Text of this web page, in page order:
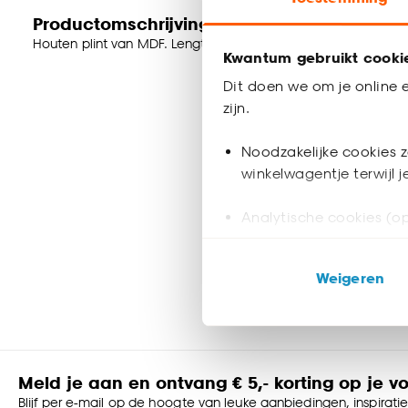
Kwantum gebruikt
Dit doen we om je online
zijn.
Noodzakelijke cookies
winkelwagentje terwijl
Analytische cookies
ook buiten de
Klik op ‘Ja, alles
Weigeren
Productomschrijving
Houten plint van MDF. Lengte: 240 cm. Dikte: 1.3 cm.
Meld je aan en ontvang € 5,- korting op je
Blijf per e-mail op de hoogte van leuke aanbiedingen,